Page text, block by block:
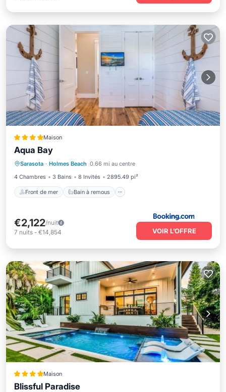
Maison
Aqua Bay
Sarasota · Holmes Beach 0.66 mi au centre
4 Chambres
3 Bains 8 Invités 2895.49 pi²
Front de mer Bain à remous
Piscine
€2,122/nuit
7 nuits - €14,854 VOIR L’OFFRE
Maison
Blissful Paradise
Front de mer